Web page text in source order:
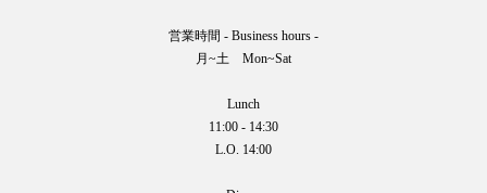
営業時間 - Business hours -
月~土 Mon~Sat
Lunch
11:00 - 14:30
L.O. 14:00